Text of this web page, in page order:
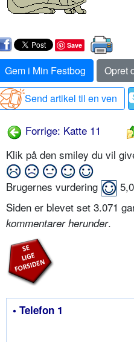
Save
Gem i Min Festbog
Opret
Send artikel til en ven
Forrige: Katte 11
Klik på den smiley du vil
Brugernes vurdering 5,0
Siden er blevet set 3.071
kommentarer herunder.
• Telefon 1